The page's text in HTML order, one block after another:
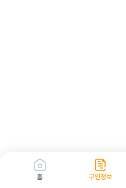
홈 구인정보